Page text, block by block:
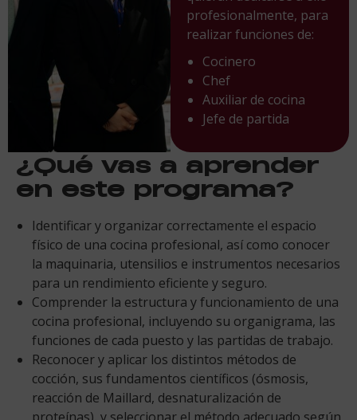
profesionalmente, para
realizar funciones de:
Cocinero
Chef
Auxiliar de cocina
Jefe de partida
¿Qué vas a aprender
en este programa?
Identificar y organizar correctamente el espacio
físico de una cocina profesional, así como conocer
la maquinaria, utensilios e instrumentos necesarios
para un rendimiento eficiente y seguro.
Comprender la estructura y funcionamiento de una
cocina profesional, incluyendo su organigrama, las
funciones de cada puesto y las partidas de trabajo.
Reconocer y aplicar los distintos métodos de
cocción, sus fundamentos científicos (ósmosis,
reacción de Maillard, desnaturalización de